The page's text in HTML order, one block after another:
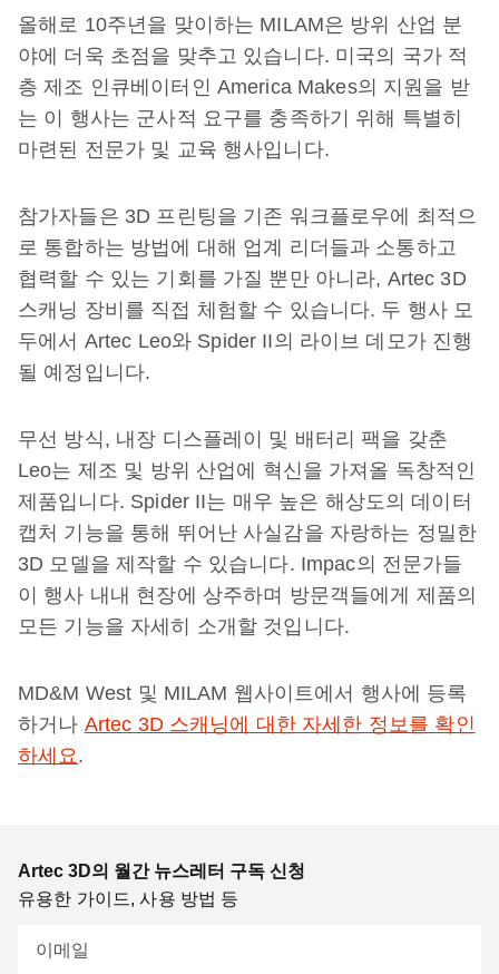
올해로 10주년을 맞이하는 MILAM은 방위 산업 분
야에 더욱 초점을 맞추고 있습니다. 미국의 국가 적
층 제조 인큐베이터인 America Makes의 지원을 받
는 이 행사는 군사적 요구를 충족하기 위해 특별히
마련된 전문가 및 교육 행사입니다.
참가자들은 3D 프린팅을 기존 워크플로우에 최적으
로 통합하는 방법에 대해 업계 리더들과 소통하고
협력할 수 있는 기회를 가질 뿐만 아니라, Artec 3D
스캐닝 장비를 직접 체험할 수 있습니다. 두 행사 모
두에서 Artec Leo와 Spider II의 라이브 데모가 진행
될 예정입니다.
무선 방식, 내장 디스플레이 및 배터리 팩을 갖춘
Leo는 제조 및 방위 산업에 혁신을 가져올 독창적인
제품입니다. Spider II는 매우 높은 해상도의 데이터
캡처 기능을 통해 뛰어난 사실감을 자랑하는 정밀한
3D 모델을 제작할 수 있습니다. Impac의 전문가들
이 행사 내내 현장에 상주하며 방문객들에게 제품의
모든 기능을 자세히 소개할 것입니다.
MD&M West 및 MILAM 웹사이트에서 행사에 등록
하거나 Artec 3D 스캐닝에 대한 자세한 정보를 확인
하세요.
Artec 3D의 월간 뉴스레터 구독 신청
유용한 가이드, 사용 방법 등
이메일